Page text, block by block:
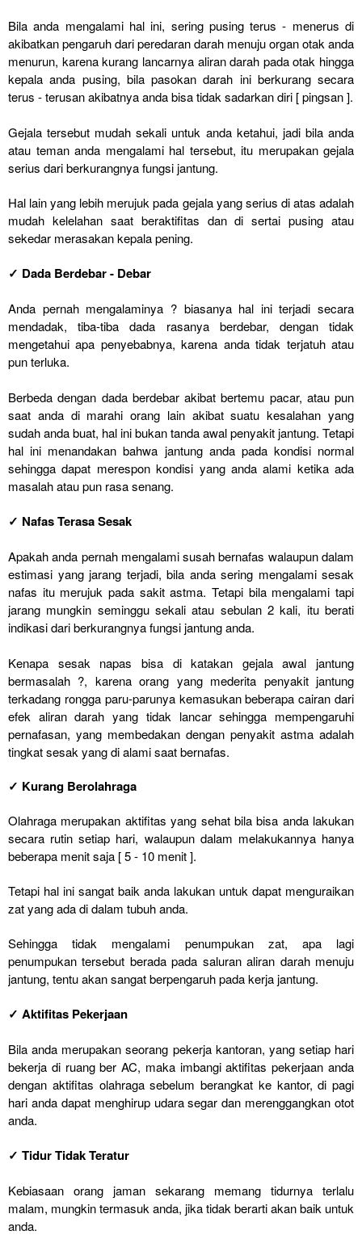
Bila anda mengalami hal ini, sering pusing terus - menerus di
akibatkan pengaruh dari peredaran darah menuju organ otak anda
menurun, karena kurang lancarnya aliran darah pada otak hingga
kepala anda pusing, bila pasokan darah ini berkurang secara
terus - terusan akibatnya anda bisa tidak sadarkan diri [ pingsan ].
Gejala tersebut mudah sekali untuk anda ketahui, jadi bila anda
atau teman anda mengalami hal tersebut, itu merupakan gejala
serius dari berkurangnya fungsi jantung.
Hal lain yang lebih merujuk pada gejala yang serius di atas adalah
mudah kelelahan saat beraktifitas dan di sertai pusing atau
sekedar merasakan kepala pening.
✓ Dada Berdebar - Debar
Anda pernah mengalaminya ? biasanya hal ini terjadi secara
mendadak, tiba-tiba dada rasanya berdebar, dengan tidak
mengetahui apa penyebabnya, karena anda tidak terjatuh atau
pun terluka.
Berbeda dengan dada berdebar akibat bertemu pacar, atau pun
saat anda di marahi orang lain akibat suatu kesalahan yang
sudah anda buat, hal ini bukan tanda awal penyakit jantung. Tetapi
hal ini menandakan bahwa jantung anda pada kondisi normal
sehingga dapat merespon kondisi yang anda alami ketika ada
masalah atau pun rasa senang.
✓ Nafas Terasa Sesak
Apakah anda pernah mengalami susah bernafas walaupun dalam
estimasi yang jarang terjadi, bila anda sering mengalami sesak
nafas itu merujuk pada sakit astma. Tetapi bila mengalami tapi
jarang mungkin seminggu sekali atau sebulan 2 kali, itu berati
indikasi dari berkurangnya fungsi jantung anda.
Kenapa sesak napas bisa di katakan gejala awal jantung
bermasalah ?, karena orang yang mederita penyakit jantung
terkadang rongga paru-parunya kemasukan beberapa cairan dari
efek aliran darah yang tidak lancar sehingga mempengaruhi
pernafasan, yang membedakan dengan penyakit astma adalah
tingkat sesak yang di alami saat bernafas.
✓ Kurang Berolahraga
Olahraga merupakan aktifitas yang sehat bila bisa anda lakukan
secara rutin setiap hari, walaupun dalam melakukannya hanya
beberapa menit saja [ 5 - 10 menit ].
Tetapi hal ini sangat baik anda lakukan untuk dapat menguraikan
zat yang ada di dalam tubuh anda.
Sehingga tidak mengalami penumpukan zat, apa lagi
penumpukan tersebut berada pada saluran aliran darah menuju
jantung, tentu akan sangat berpengaruh pada kerja jantung.
✓ Aktifitas Pekerjaan
Bila anda merupakan seorang pekerja kantoran, yang setiap hari
bekerja di ruang ber AC, maka imbangi aktifitas pekerjaan anda
dengan aktifitas olahraga sebelum berangkat ke kantor, di pagi
hari anda dapat menghirup udara segar dan merenggangkan otot
anda.
✓ Tidur Tidak Teratur
Kebiasaan orang jaman sekarang memang tidurnya terlalu
malam, mungkin termasuk anda, jika tidak berarti akan baik untuk
anda.